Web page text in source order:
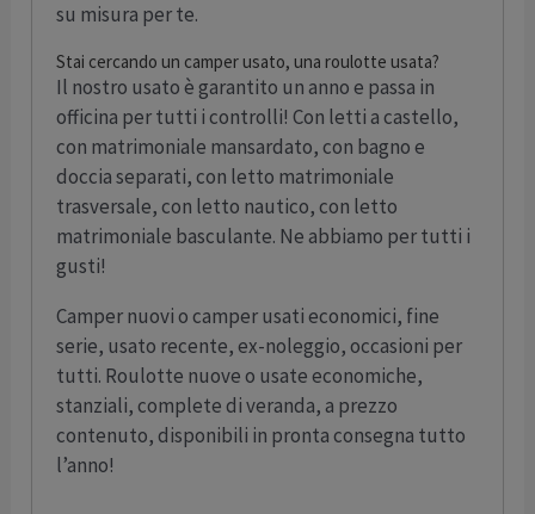
su misura per te.
Stai cercando un camper usato, una roulotte usata?
Il nostro usato è garantito un anno e passa in
officina per tutti i controlli! Con letti a castello,
con matrimoniale mansardato, con bagno e
doccia separati, con letto matrimoniale
trasversale, con letto nautico, con letto
matrimoniale basculante. Ne abbiamo per tutti i
gusti!
Camper nuovi o camper usati economici, fine
serie, usato recente, ex-noleggio, occasioni per
tutti. Roulotte nuove o usate economiche,
stanziali, complete di veranda, a prezzo
contenuto, disponibili in pronta consegna tutto
l’anno!